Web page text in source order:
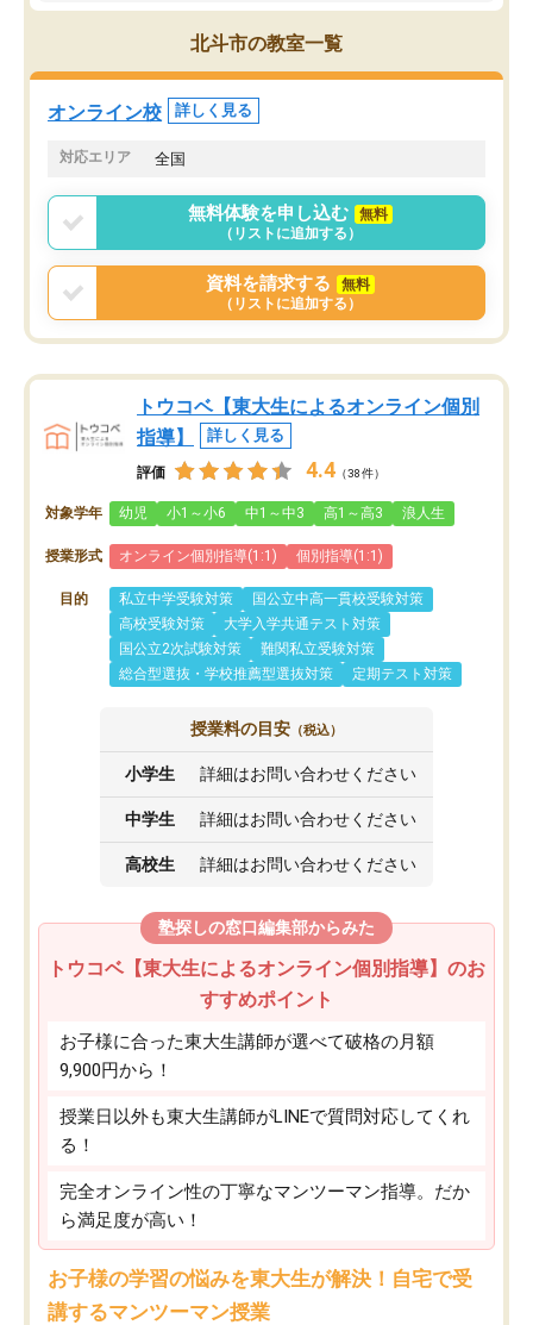
であるので無料の週末教室を使用しな
がら頑張って欲しいと思います！
北斗市の教室一覧
オンライン校 詳しく見る
対応エリア 全国
無料体験を申し込む
無料
（リストに追加する）
資料を請求する
無料
（リストに追加する）
トウコベ【東大生によるオンライン個別
指導】
詳しく見る
評価 4.4 （38件）
対象学年 幼児 小1～小6 中1～中3 高1～高3 浪人生
授業形式 オンライン個別指導(1:1) 個別指導(1:1)
目的 私立中学受験対策
国公立中高一貫校受験対策
高校受験対策
大学入学共通テスト対策
国公立2次試験対策
難関私立受験対策
総合型選抜・学校推薦型選抜対策
定期テスト対策
授業料の目安 （税込）
小学生 詳細はお問い合わせください
中学生 詳細はお問い合わせください
高校生 詳細はお問い合わせください
塾探しの窓口編集部からみた
トウコベ【東大生によるオンライン個別指導】のお
すすめポイント
お子様に合った東大生講師が選べて破格の月額
9,900円から！
授業日以外も東大生講師がLINEで質問対応してくれ
る！
完全オンライン性の丁寧なマンツーマン指導。だか
ら満足度が高い！
お子様の学習の悩みを東大生が解決！自宅で受
講するマンツーマン授業